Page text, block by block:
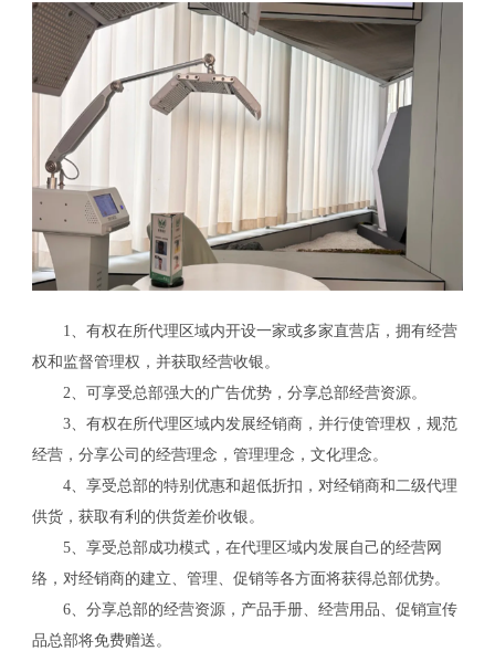
1、有权在所代理区域内开设一家或多家直营店，拥有经营
权和监督管理权，并获取经营收银。
2、可享受总部强大的广告优势，分享总部经营资源。
3、有权在所代理区域内发展经销商，并行使管理权，规范
经营，分享公司的经营理念，管理理念，文化理念。
4、享受总部的特别优惠和超低折扣，对经销商和二级代理
供货，获取有利的供货差价收银。
5、享受总部成功模式，在代理区域内发展自己的经营网
络，对经销商的建立、管理、促销等各方面将获得总部优势。
6、分享总部的经营资源，产品手册、经营用品、促销宣传
品总部将免费赠送。